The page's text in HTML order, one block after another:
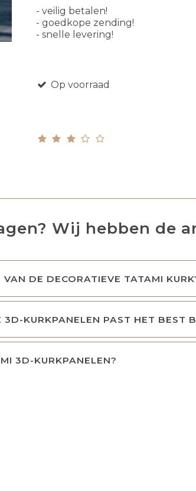
- veilig betalen!
- goedkope zending!
- snelle levering!
Op voorraad
Wij hebben de
DE DECORATIEVE TATAMI
KURKPANELEN PAST HET BEST
3D-KURKPANELEN?